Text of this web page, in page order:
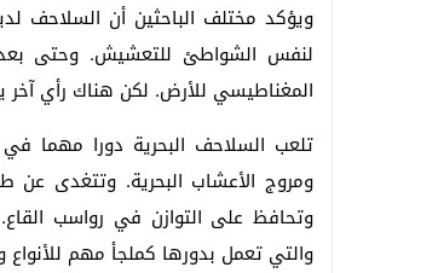
ويؤكد مختلف الباحثين أن السلاحف
لنفس الشواطئ للتعشيش. وحتى بعد
المغناطيسي للأرض. لكن هناك رأي آخر
تلعب السلاحف البحرية دورا مهما
ومروج الأعشاب البحرية. وتتغدى عن
وتحافظ على التوازن في رواسب
والتي تعمل بدورها كملجأ مهم للأنواع